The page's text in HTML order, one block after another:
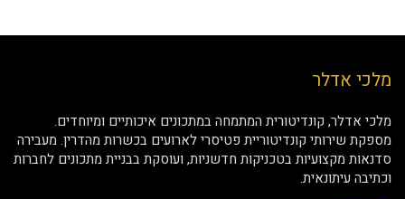
מלכי אדלר
מלכי אדלר, קונדיטורית המתמחה במתכונים איכותיים ומיוחדים.
מספקת שירותי קונדיטוריית פטיסרי לארועים בכשרות מהדרין. מעבירה
סדנאות מקצועיות בטכניקות חדשניות, ועוסקת בבניית מתכונים לחברות
וכתיבה עיתונאית.